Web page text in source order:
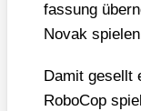
fas­sung
Novak
Damit gesellt
RoboCop